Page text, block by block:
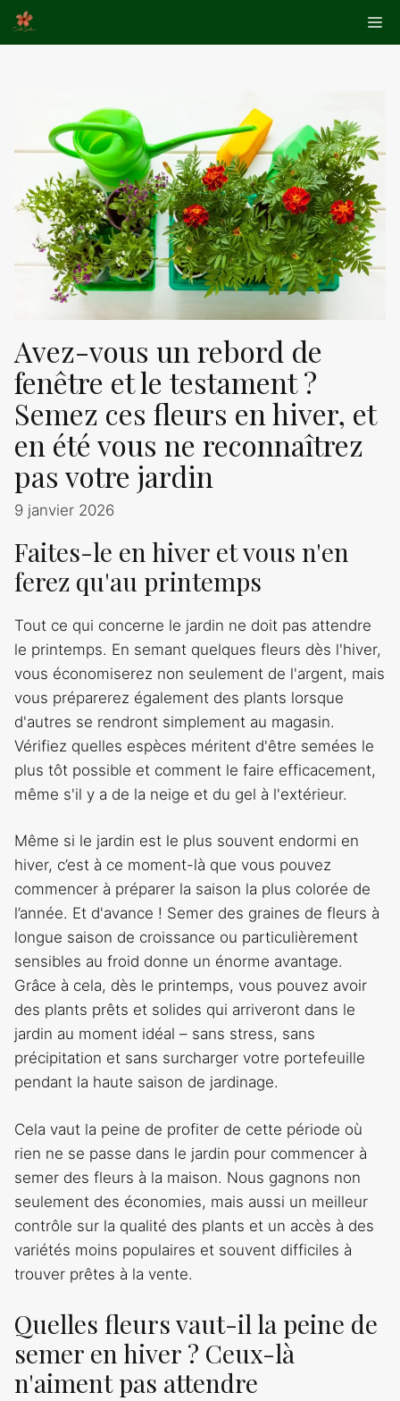
Aller
au
Avez-vous un rebord de
fenêtre et le testament ?
Semez ces fleurs en hiver, et
en été vous ne reconnaîtrez
pas votre jardin
9 janvier 2026
Faites-le en hiver et vous n'en
ferez qu'au printemps
Tout ce qui concerne le jardin ne doit pas attendre
le printemps. En semant quelques fleurs dès l'hiver,
vous économiserez non seulement de l'argent, mais
vous préparerez également des plants lorsque
d'autres se rendront simplement au magasin.
Vérifiez quelles espèces méritent d'être semées le
plus tôt possible et comment le faire efficacement,
même s'il y a de la neige et du gel à l'extérieur.
Même si le jardin est le plus souvent endormi en
hiver, c’est à ce moment-là que vous pouvez
commencer à préparer la saison la plus colorée de
l’année. Et d'avance ! Semer des graines de fleurs à
longue saison de croissance ou particulièrement
sensibles au froid donne un énorme avantage.
Grâce à cela, dès le printemps, vous pouvez avoir
des plants prêts et solides qui arriveront dans le
jardin au moment idéal – sans stress, sans
précipitation et sans surcharger votre portefeuille
pendant la haute saison de jardinage.
Cela vaut la peine de profiter de cette période où
rien ne se passe dans le jardin pour commencer à
semer des fleurs à la maison. Nous gagnons non
seulement des économies, mais aussi un meilleur
contrôle sur la qualité des plants et un accès à des
variétés moins populaires et souvent difficiles à
trouver prêtes à la vente.
Quelles fleurs vaut-il la peine de
semer en hiver ? Ceux-là
n'aiment pas attendre